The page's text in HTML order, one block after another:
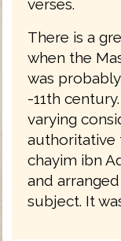
verses.
There is a
when the
was
-11th
varying
authoritative
chayim ibn
and
subject. It